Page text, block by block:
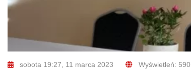
sobota 19:27, 11 marca 2023 Wyświetleń: 590